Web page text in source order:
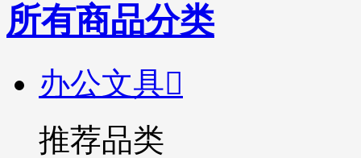
所有商品分类
办公文具
推荐品类